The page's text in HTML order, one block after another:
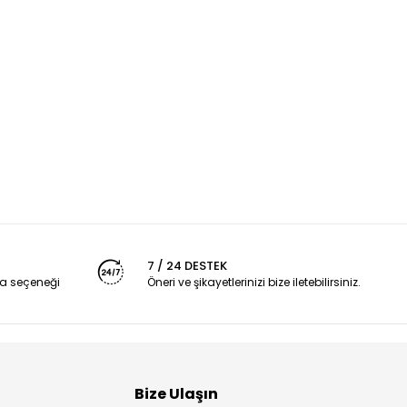
seçeneği
7 / 24 DESTEK
Öneri ve şikayetlerinizi bize iletebilirsiniz.
Bize Ulaşın